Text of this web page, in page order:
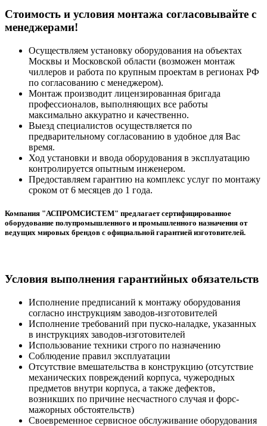
Cтоимость и условия монтажа согласовывайте с
менеджерами!
Осуществляем установку оборудования на объектах
Москвы и Московской области (возможен монтаж
чиллеров и работа по крупным проектам в регионах РФ
по согласованию с менеджером).
Монтаж производит лицензированная бригада
профессионалов, выполняющих все работы
максимально аккуратно и качественно.
Выезд специалистов осуществляется по
предварительному согласованию в удобное для Вас
время.
Ход установки и ввода оборудования в эксплуатацию
контролируется опытным инженером.
Предоставляем гарантию на комплекс услуг по монтажу
сроком от 6 месяцев до 1 года.
Компания "АСПРОМСИСТЕМ" предлагает сертифицированное
оборудование полупромышленного и промышленного назначения от
ведущих мировых брендов с официальной гарантией изготовителей.
Условия выполнения гарантийных обязательств
Исполнение предписаний к монтажу оборудования
согласно инструкциям заводов-изготовителей
Исполнение требований при пуско-наладке, указанных
в инструкциях заводов-изготовителей
Использование техники строго по назначению
Соблюдение правил эксплуатации
Отсутствие вмешательства в конструкцию (отсутствие
механических повреждений корпуса, чужеродных
предметов внутри корпуса, а также дефектов,
возникших по причине несчастного случая и форс-
мажорных обстоятельств)
Своевременное сервисное обслуживание оборудования